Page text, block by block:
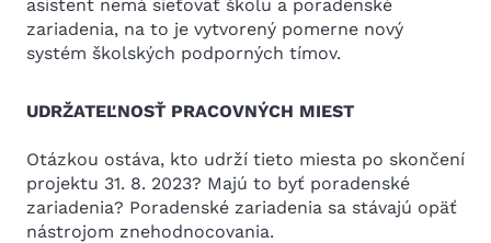
asistent nemá sieťovať školu a poradenské
zariadenia, na to je vytvorený pomerne nový
systém školských podporných tímov.
UDRŽATEĽNOSŤ PRACOVNÝCH MIEST
Otázkou ostáva, kto udrží tieto miesta po skončení
projektu 31. 8. 2023? Majú to byť poradenské
zariadenia? Poradenské zariadenia sa stávajú opäť
nástrojom znehodnocovania.